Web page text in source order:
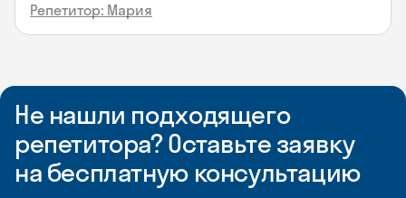
Репетитор: Мария
Не нашли подходящего
репетитора? Оставьте заявку
на бесплатную консультацию